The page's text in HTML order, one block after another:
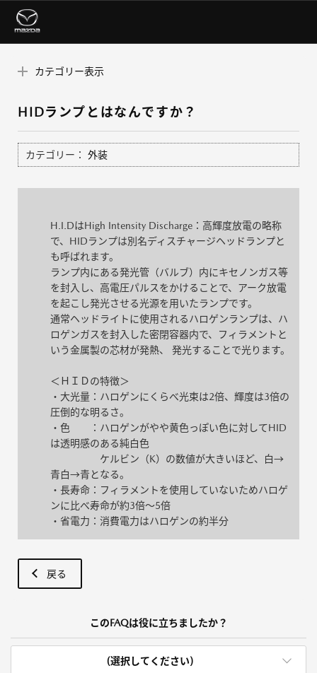
カテゴリー表示
HIDランプとはなんですか？
カテゴリー： 外装
H.I.DはHigh Intensity Discharge：高輝度放電の略称
で、HIDランプは別名ディスチャージヘッドランプと
も呼ばれます。
ランプ内にある発光管（バルブ）内にキセノンガス等
を封入し、高電圧パルスをかけることで、アーク放電
を起こし発光させる光源を用いたランプです。
通常ヘッドライトに使用されるハロゲンランプは、ハ
ロゲンガスを封入した密閉容器内で、フィラメントと
いう金属製の芯材が発熱、 発光することで光ります。
＜ＨＩＤの特徴＞
・大光量：ハロゲンにくらべ光束は2倍、輝度は3倍の
圧倒的な明るさ。
・色 ：ハロゲンがやや黄色っぽい色に対してHID
は透明感のある純白色
ケルビン（K）の数値が大きいほど、白→
青白→青となる。
・長寿命：フィラメントを使用していないためハロゲ
ンに比べ寿命が約3倍～5倍
・省電力：消費電力はハロゲンの約半分
戻る
このFAQは役に立ちましたか？
(選択してください)